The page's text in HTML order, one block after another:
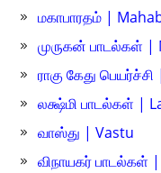
மகாபாரதம் |
முருகன் பாடல்கள் |
ராகு கேது
லக்ஷ்மி பாடல்கள் |
வாஸ்து | Vastu
விநாயகர் பாடல்கள்